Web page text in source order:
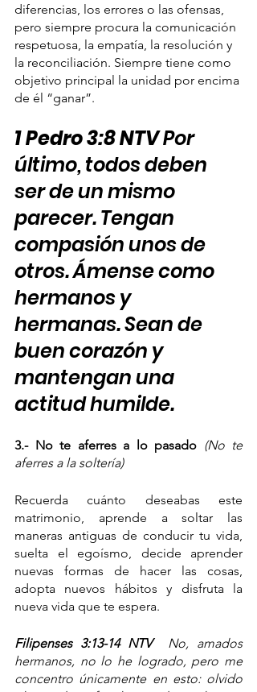
diferencias, los errores o las ofensas,
pero siempre procura la comunicación
respetuosa, la empatía, la resolución y
la reconciliación. Siempre tiene como
objetivo principal la unidad por encima
de él “ganar”.
1 Pedro 3:8 NTV Por
último, todos deben
ser de un mismo
parecer. Tengan
compasión unos de
otros. Ámense como
hermanos y
hermanas. Sean de
buen corazón y
mantengan una
actitud humilde.
3.- No te aferres a lo pasado (No te
aferres a la soltería)
Recuerda cuánto deseabas este
matrimonio, aprende a soltar las
maneras antiguas de conducir tu vida,
suelta el egoísmo, decide aprender
nuevas formas de hacer las cosas,
adopta nuevos hábitos y disfruta la
nueva vida que te espera.
Filipenses 3:13-14 NTV
No, amados
hermanos, no lo he logrado, pero me
concentro únicamente en esto: olvido